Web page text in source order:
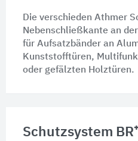
Die verschieden Athmer
Nebenschließkante an
für Aufsatzbänder an
Kunststofftüren,
oder gefälzten Holztüren.
Schutzsystem